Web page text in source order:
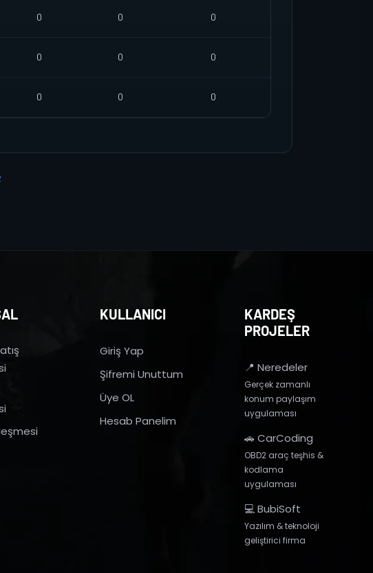
0 0 0
0 0 0
0 0 0
KULLANICI
Giriş Yap
Şifremi Unuttum
Üye OL
Hesab Panelim
KARDEŞ
PROJELER
📍 Neredeler
Gerçek zamanlı
konum paylaşım
uygulaması
🚗 CarCoding
OBD2 araç teşhis &
kodlama
uygulaması
💻 BubiSoft
Yazılım & teknoloji
geliştirici firma